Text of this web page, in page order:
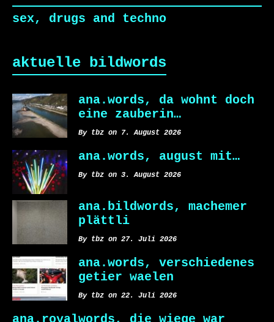
sex, drugs and techno
aktuelle bildwords
ana.words, da wohnt doch
eine zauberin…
By tbz on 7. August 2026
ana.words, august mit…
By tbz on 3. August 2026
ana.bildwords, machemer
plättli
By tbz on 27. Juli 2026
ana.words, verschiedenes
getier waelen
By tbz on 22. Juli 2026